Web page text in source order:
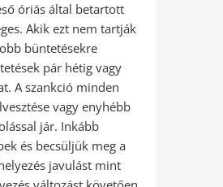
óriás által betartott
Akik ezt nem tartják
büntetésekre
pár hétig vagy
A szankció minden
vagy enyhébb
jár. Inkább
és becsüljük meg a
javulást mint